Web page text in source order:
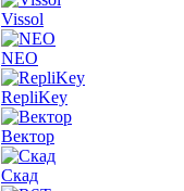
Vissol
NEO
RepliKey
Вектор
Скад